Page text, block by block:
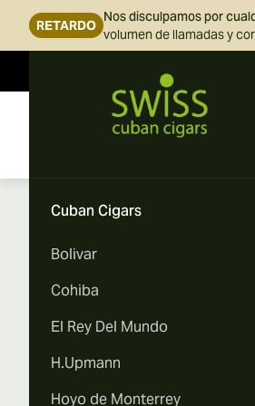
RETARDO
Nos disculpamos por
volumen de llamadas y
Cuban Cigars
Bolivar
Cohiba
El Rey Del Mundo
H.Upmann
Hoyo de Monterrey